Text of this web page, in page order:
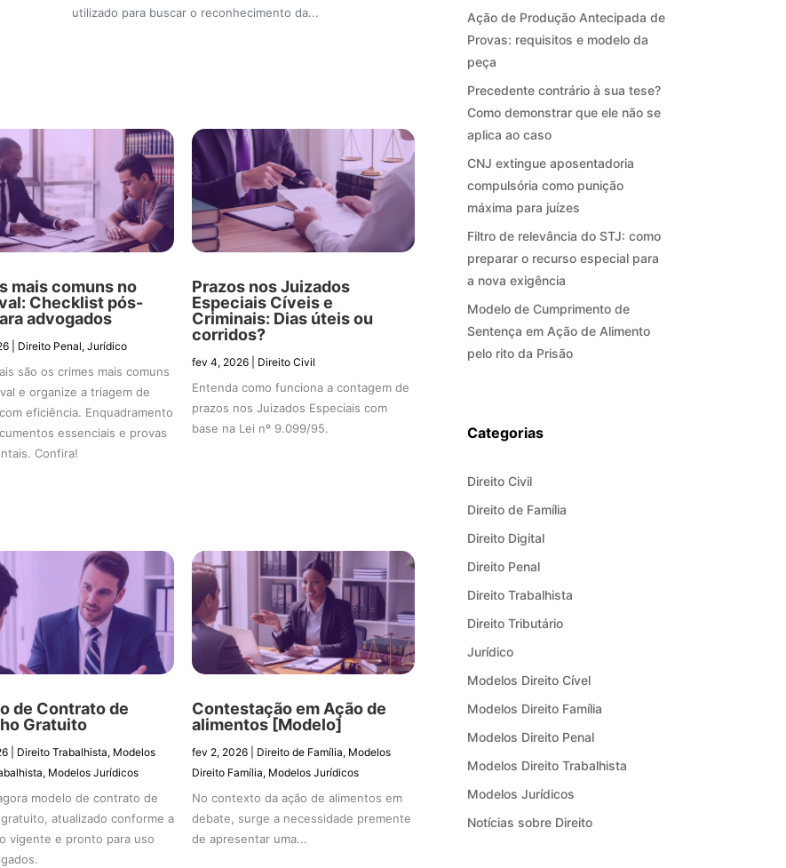
utilizado para buscar o reconhecimento da...
mais comuns no
Checklist pós-
advogados
| Direito Penal, Jurídico
são os crimes mais comuns
e organize a triagem de
eficiência. Enquadramento
essenciais e provas
Confira!
Prazos nos Juizados
Especiais Cíveis e
Criminais: Dias úteis ou
corridos?
fev 4, 2026 Direito Civil
Entenda como funciona a contagem de
prazos nos Juizados Especiais com
base na Lei nº 9.099/95.
de Contrato de
Gratuito
| Direito Trabalhista, Modelos
, Modelos Jurídicos
modelo de contrato de
atualizado conforme a
vigente e pronto para uso
Contestação em Ação de
alimentos [Modelo]
fev 2, 2026 Direito de Família, Modelos
Direito Família, Modelos Jurídicos
No contexto da ação de alimentos em
debate, surge a necessidade premente
de apresentar uma...
Ação de Produção Antecipada de
Provas: requisitos e modelo da
peça
Precedente contrário à sua tese?
Como demonstrar que ele não se
aplica ao caso
CNJ extingue aposentadoria
compulsória como punição
máxima para juízes
Filtro de relevância do STJ: como
preparar o recurso especial para
a nova exigência
Modelo de Cumprimento de
Sentença em Ação de Alimento
pelo rito da Prisão
Categorias
Direito Civil
Direito de Família
Direito Digital
Direito Penal
Direito Trabalhista
Direito Tributário
Jurídico
Modelos Direito Cível
Modelos Direito Família
Modelos Direito Penal
Modelos Direito Trabalhista
Modelos Jurídicos
Notícias sobre Direito